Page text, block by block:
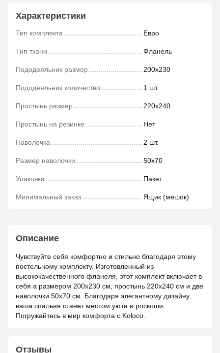
Характеристики
Тип комплекта Евро
Тип ткани Фланель
Пододеяльник размер 200х230
Пододеяльник количество 1 шт.
Простынь размер 220х240
Простынь на резинке Нет
Наволочка 2 шт.
Размер наволочки 50х70
Упаковка Пакет
Минимальный заказ Ящик (мешок)
Описание
Чувствуйте себя комфортно и стильно благодаря этому
постельному комплекту. Изготовленный из
высококачественного фланеля, этот комплект включает в
себя а размером 200x230 см, простынь 220x240 см и две
наволочки 50x70 см. Благодаря элегантному дизайну,
ваша спальня станет местом уюта и роскоши.
Погружайтесь в мир комфорта с Koloco.
Отзывы